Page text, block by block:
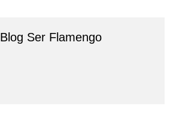
Blog Ser Flamengo